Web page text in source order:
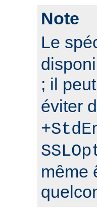
Note
Le
; il
éviter
même